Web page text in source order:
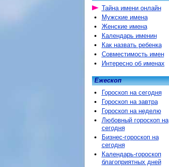
Тайна имени онлайн
Мужские имена
Женские имена
Календарь именин
Как назвать ребенка
Совместимость имен
Интересно об именах
Ежескоп
Гороскоп на сегодня
Гороскоп на завтра
Гороскоп на неделю
Любовный гороскоп на
сегодня
Бизнес-гороскоп на
сегодня
Календарь-гороскоп
благоприятных дней